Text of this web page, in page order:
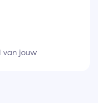
van jouw